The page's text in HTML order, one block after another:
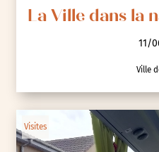
La Ville dans la
11/
Ville
Visites